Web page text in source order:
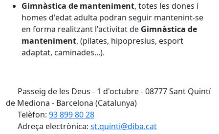
Gimnàstica de manteniment, totes les dones i
homes d'edat adulta podran seguir mantenint-se
en forma realitzant l'activitat de Gimnàstica de
manteniment, (pilates, hipopresius, esport
adaptat, caminades...).
Passeig de les Deus - 1 d'octubre - 08777 Sant Quintí
de Mediona - Barcelona (Catalunya)
Telèfon: 93 899 80 28
Adreça electrònica: st.quinti@diba.cat